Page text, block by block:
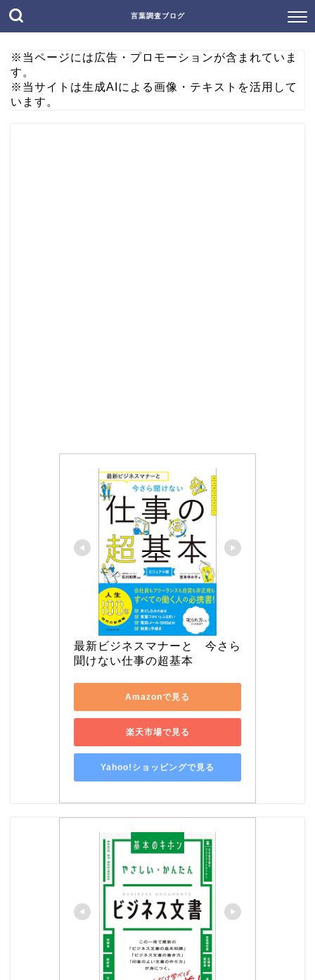
言葉調査ブログ
※当ページには広告・プロモーションが含まれていま
す。
※当サイトは生成AIによる画像・テキストを活用して
います。
最新ビジネスマナーと　今さら
聞けない仕事の超基本
Amazonで見る
楽天市場で見る
Yahoo!ショッピングで見る